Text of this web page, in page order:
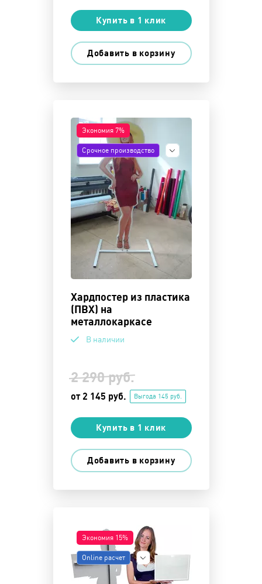
Купить в 1 клик
Добавить в корзину
Хардпостер из пластика
(ПВХ) на
металлокаркасе
Экономия 7%
Срочное производство Показать
В наличии
2 290 руб.
от 2 145 руб. Выгода 145 руб.
Купить в 1 клик
Добавить в корзину
Экономия 15%
Online расчет Показать